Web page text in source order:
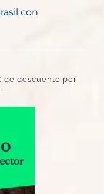
con
de descuento por